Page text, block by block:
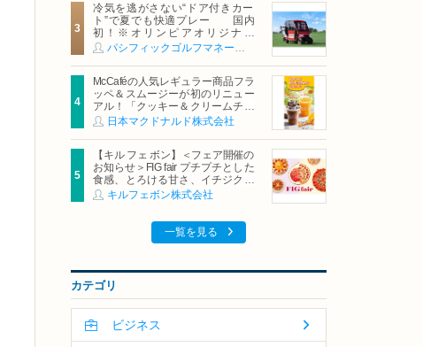
冷気を逃がさない“ドア付きカー
ト”で夏でも快適プレー 国内
初！※オリンピアオリジナル
「AirCon Cart（エアコンカー
ト）」導入 | ＰＧＭ
McCaféの人気レギュラー商品フラ
ッペ＆スムージーが初のリニュー
アル！「クッキー＆クリームチョ
コフラッペ」「マンゴースムージ
ー」8月5日（水）から販売開始
日本マクドナルド株式会社
【キル フェ ボン】＜フェア開催の
お知らせ＞FIG fair プチプチとした
食感、とろける甘さ、イチジクの
魅力をたっぷりと。新作を含め、
イチジク尽くしの全4種が登場8月
キルフェボン株式会社
一覧を見る
カテゴリ
ビジネス